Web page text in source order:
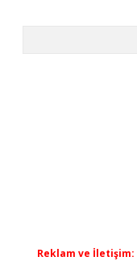
Reklam ve İletişim: